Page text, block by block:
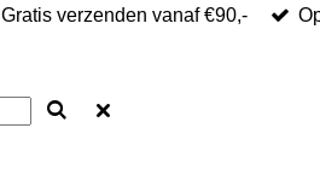
Gratis verzenden vanaf €90,-